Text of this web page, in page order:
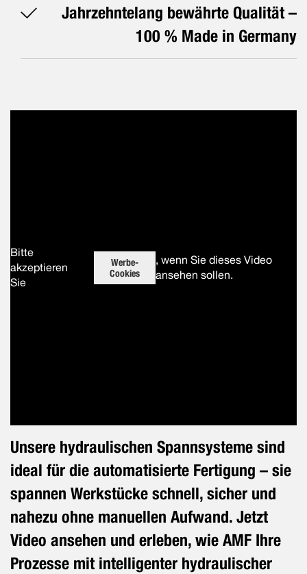
Jahrzehntelang bewährte Qualität –
100 % Made in Germany
Bitte
akzeptieren
Sie
Werbe-
Cookies
, wenn Sie dieses Video
ansehen sollen.
Unsere hydraulischen Spannsysteme sind
ideal für die automatisierte Fertigung – sie
spannen Werkstücke schnell, sicher und
nahezu ohne manuellen Aufwand. Jetzt
Video ansehen und erleben, wie AMF Ihre
Prozesse mit intelligenter hydraulischer